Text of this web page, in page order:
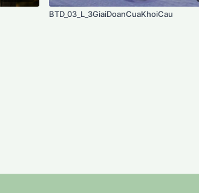
BTD_03_L_3GiaiDoanCuaKhoiCau